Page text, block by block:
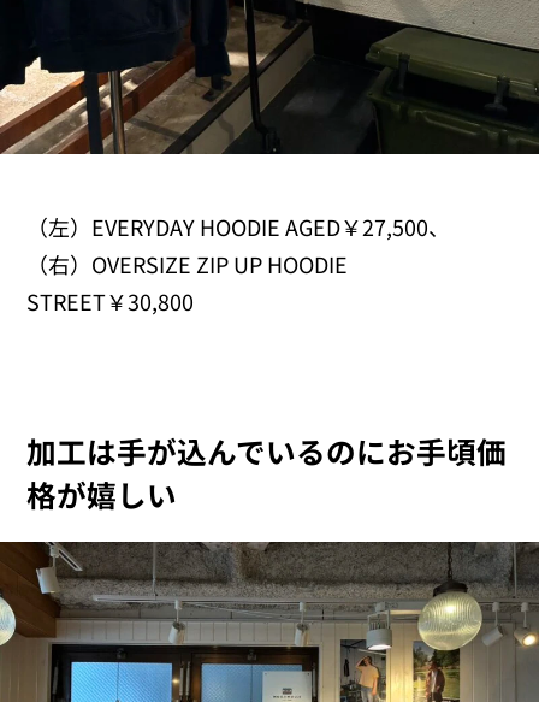
（左）EVERYDAY HOODIE AGED￥27,500、
（右）OVERSIZE ZIP UP HOODIE
STREET￥30,800
加工は手が込んでいるのにお手頃価
格が嬉しい